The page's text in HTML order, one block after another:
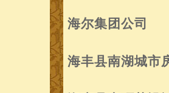
海尔集团公司
海丰县南湖城市